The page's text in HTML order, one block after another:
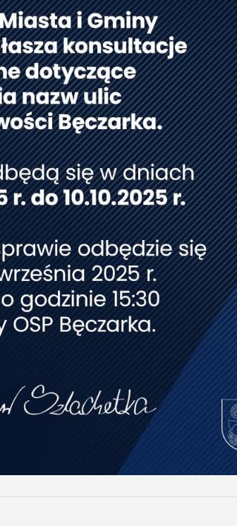
regionalizmy - małe ...
POKAŻ SZCZEGÓŁY